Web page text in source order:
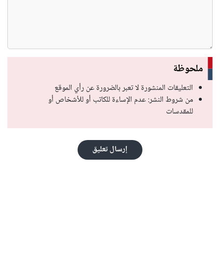
ملحوظة
التعليقات المنشورة لا تعبر بالضرورة عن رأي الموقع
من شروط النشر: عدم الإساءة للكاتب أو للأشخاص أو
للمقدسات
إرسال تعليق